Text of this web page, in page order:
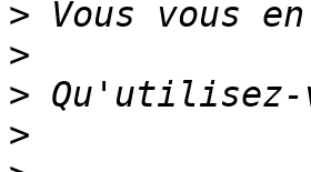
>
>
>
>